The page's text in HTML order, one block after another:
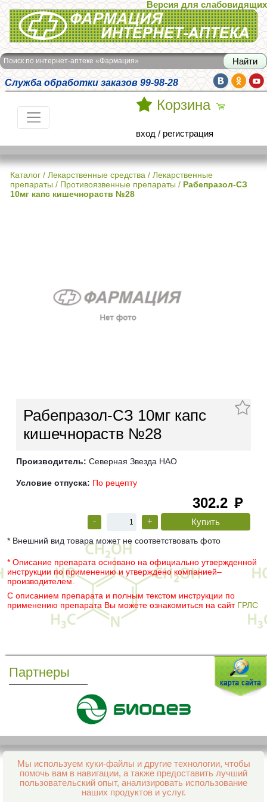
Интернет-аптека Фармация
Версия для слабовидящих
Поиск по интернет-аптеке «Фармация»
Служба обработки заказов 99-98-28
Корзина
вход / регистрация
Каталог / Лекарственные средства / Лекарственные
препараты / Противоязвенные препараты / Рабепразол-СЗ
10мг капс кишечнораств №28
Рабепразол-СЗ 10мг капс
кишечнораств №28
Производитель: Северная Звезда НАО
Условие отпуска: По рецепту
302.2 руб
- +
* Внешний вид товара может не соответствовать фото
* Описание препарата основано на официально утвержденной
инструкции по применению и утверждено компанией–
производителем.
С описанием препарата и полным текстом инструкции по
применению препарата Вы можете ознакомиться на сайт ГРЛС
Партнеры
Мы используем куки-файлы и другие технологии, чтобы
помочь вам в навигации, а также предоставить лучший
пользовательский опыт, анализировать использование
наших продуктов и услуг.
Все права защищены и охраняются законом
© 2013–2026 Интернет-аптека Фармация
support@aptekapenza.ru
Телефон: Служба обработки заказов 99-98-28